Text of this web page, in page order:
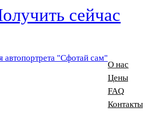
сейчас
О нас
Цены
FAQ
Контакты